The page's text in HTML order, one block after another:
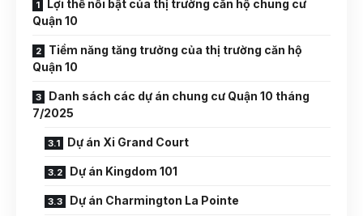
Lợi thế nổi bật của thị trường căn hộ chung cư
Quận 10
Tiềm năng tăng trưởng của thị trường căn hộ
Quận 10
Danh sách các dự án chung cư Quận 10 tháng
7/2025
Dự án Xi Grand Court
Dự án Kingdom 101
Dự án Charmington La Pointe